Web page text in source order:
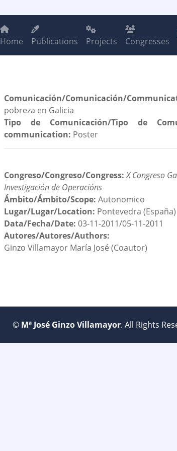
Home Publications Projects Congresses
Comunicación/Comunicación/
pobreza en Galicia
Tipo de Comunicación/Tipo de
communication: Poster
Congreso/Congreso/Congress: X Congreso
Investigación de Operacións
Ámbito/Ámbito/Scope: Autonomico
Lugar/Lugar/Location: Pontevedra (España)
Data/Fecha/Date: 03-11-2011/05-11-2011
Autores/Autores/Authors:
Ginzo Villamayor María José (Coautor)
© Mª José Ginzo Villamayor. All Rights